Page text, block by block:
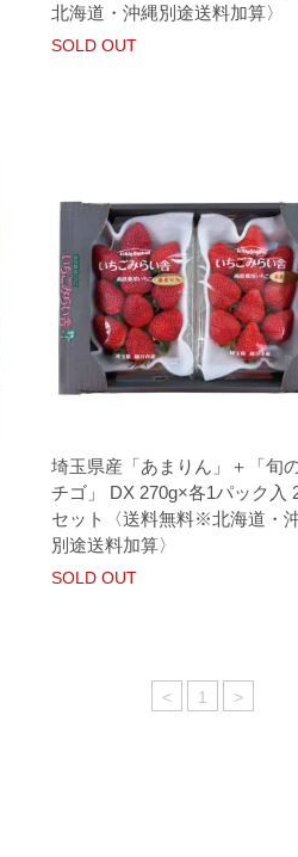
北海道・沖縄別途送料加算〉
SOLD OUT
埼玉県産「あまりん」＋「旬
チゴ」 DX 270g×各1パック入
セット〈送料無料※北海道・
別途送料加算〉
SOLD OUT
< 1 >